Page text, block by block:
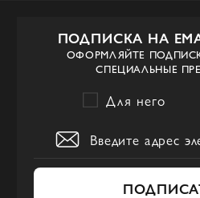
ПОДПИСКА НА
ОФОРМЛЯЙТЕ
СПЕЦИАЛЬНЫЕ
Для него